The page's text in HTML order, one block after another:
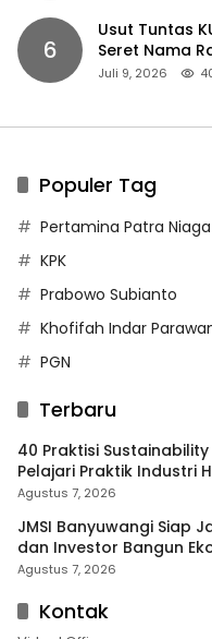
6
Usut Tuntas
Seret Nama
Juli 9, 2026
Populer Tag
Pertamina Patra Niaga
KPK
Prabowo Subianto
Khofifah Indar
PGN
Terbaru
40 Praktisi
Pelajari Praktik Industri
Agustus 7, 2026
JMSI Banyuwangi Siap
dan Investor Bangun
Agustus 7, 2026
Kontak